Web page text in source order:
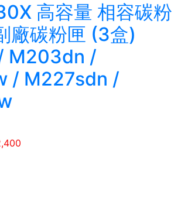
高容量 相容碳粉
廠碳粉匣 (3盒)
M203dn /
/ M227sdn /